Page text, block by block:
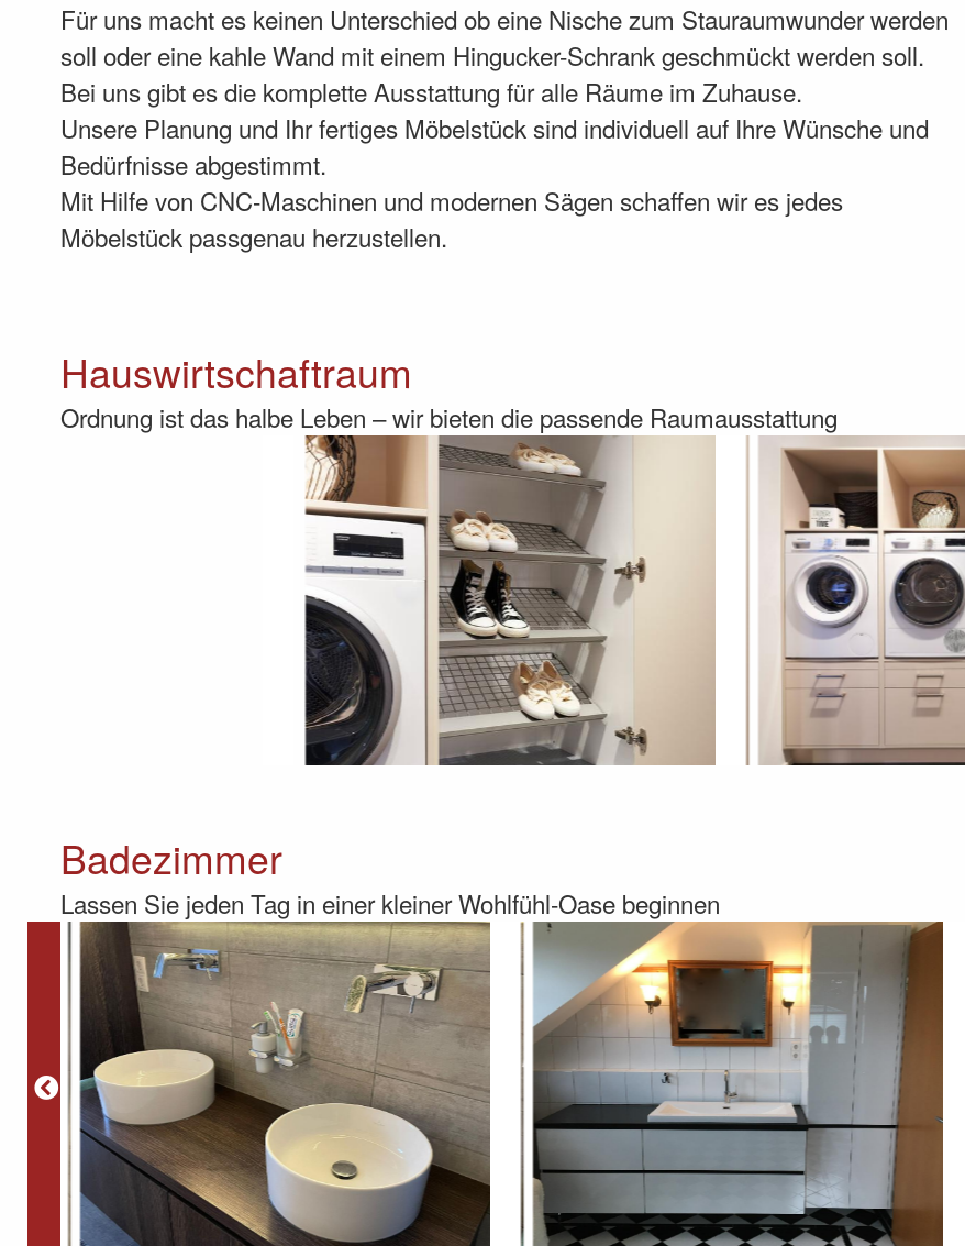
Für uns macht es keinen Unterschied ob eine Nische zum Stauraumwunder werden
soll oder eine kahle Wand mit einem Hingucker-Schrank geschmückt werden soll.
Bei uns gibt es die komplette Ausstattung für alle Räume im Zuhause.
Unsere Planung und Ihr fertiges Möbelstück sind individuell auf Ihre Wünsche und
Bedürfnisse abgestimmt.
Mit Hilfe von CNC-Maschinen und modernen Sägen schaffen wir es jedes
Möbelstück passgenau herzustellen.
Hauswirtschaftraum
Ordnung ist das halbe Leben – wir bieten die passende Raumausstattung
Badezimmer
Lassen Sie jeden Tag in einer kleiner Wohlfühl-Oase beginnen